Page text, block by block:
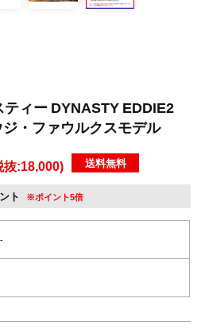
ィー DYNASTY EDDIE2
・ファウルクスモデル
抜:18,000) 送料無料
ト ※ポイント5倍